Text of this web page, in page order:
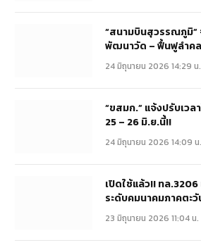
“สนามบินสุวรรณภูมิ
พัฒนาวัด – ฟื้นฟูลำค
24 มิถุนายน 2026 14:29 น.
“ขสมก.” แจ้งปรับเว
25 – 26 มิ.ย.นี้!!
24 มิถุนายน 2026 14:09 น.
เปิดใช้แล้ว!! ทล.3206
ระดับคมนาคมภาคตะ
23 มิถุนายน 2026 11:04 น.